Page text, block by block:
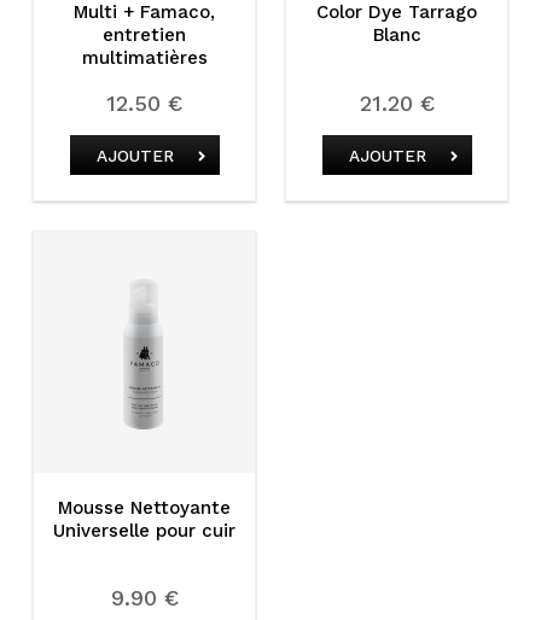
Multi + Famaco,
entretien
multimatières
12.50 €
AJOUTER
Color Dye Tarrago
Blanc
21.20 €
AJOUTER
Mousse Nettoyante
Universelle pour cuir
9.90 €